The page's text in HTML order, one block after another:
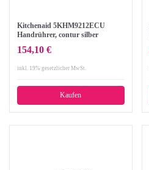
Kitchenaid 5KHM9212ECU
Handrührer, contur silber
154,10 €
inkl. 19% gesetzlicher MwSt.
Kaufen